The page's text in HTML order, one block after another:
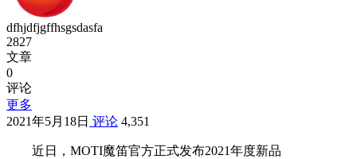
dfhjdfjgffhsgsdasfa
2827
文章
0
评论
更多
2021年5月18日 评论 4,351
近日，MOTI魔笛官方正式发布2021年度新品